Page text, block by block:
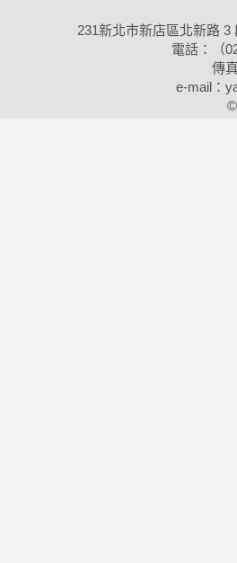
231新北市新店區北新路
電話：（
傳
e-mail：